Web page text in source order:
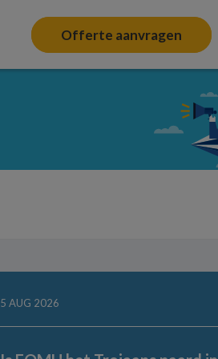
Offerte aanvragen
5 AUG 2026